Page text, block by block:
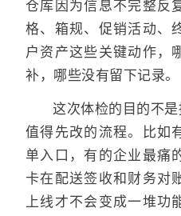
仓库因为信息不完整反
格、箱规、促销活动、
户资产这些关键动作，
补，哪些没有留下记录。
这次体检的目的不
值得先改的流程。比如
单入口，有的企业最痛
卡在配送签收和财务对
上线才不会变成一堆功